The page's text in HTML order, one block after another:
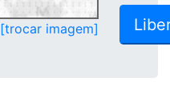
[trocar imagem]